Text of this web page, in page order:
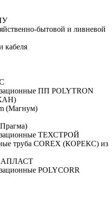
бытовой и ливневой
кабеля
ПП POLYTRON
(Магнум)
ТЕХСТРОЙ
труба COREX (КОРЕКС) из
POLYCORR